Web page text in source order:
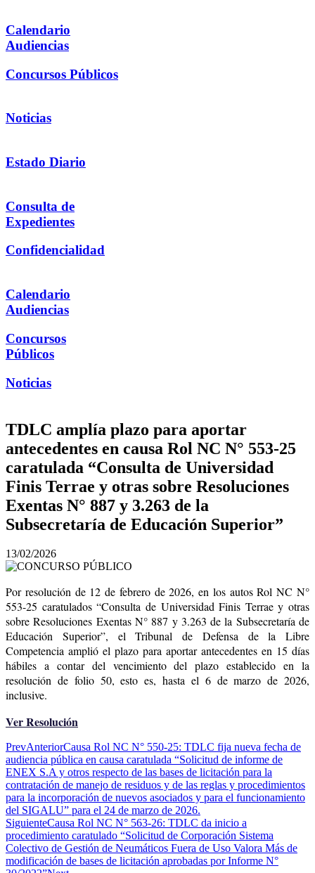
Calendario
Audiencias
Concursos Públicos
Noticias
Estado Diario
Consulta de
Expedientes
Confidencialidad
Calendario
Audiencias
Concursos
Públicos
Noticias
TDLC amplía plazo para aportar
antecedentes en causa Rol NC N° 553-25
caratulada “Consulta de Universidad
Finis Terrae y otras sobre Resoluciones
Exentas N° 887 y 3.263 de la
Subsecretaría de Educación Superior”
13/02/2026
Por resolución de 12 de febrero de 2026, en los autos Rol NC N°
553-25 caratulados “Consulta de Universidad Finis Terrae y otras
sobre Resoluciones Exentas N° 887 y 3.263 de la Subsecretaría de
Educación Superior”, el Tribunal de Defensa de la Libre
Competencia amplió el plazo para aportar antecedentes en 15 días
hábiles a contar del vencimiento del plazo establecido en la
resolución de folio 50, esto es, hasta el 6 de marzo de 2026,
inclusive.
Ver Resolución
PrevAnteriorCausa Rol NC N° 550-25: TDLC fija nueva fecha de
audiencia pública en causa caratulada “Solicitud de informe de
ENEX S.A y otros respecto de las bases de licitación para la
contratación de manejo de residuos y de las reglas y procedimientos
para la incorporación de nuevos asociados y para el funcionamiento
del SIGALU” para el 24 de marzo de 2026.
SiguienteCausa Rol NC N° 563-26: TDLC da inicio a
procedimiento caratulado “Solicitud de Corporación Sistema
Colectivo de Gestión de Neumáticos Fuera de Uso Valora Más de
modificación de bases de licitación aprobadas por Informe N°